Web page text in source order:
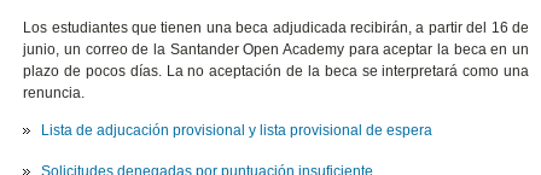
Los estudiantes que tienen una beca adjudicada recibirán, a partir del 16 de
junio, un correo de la Santander Open Academy para aceptar la beca en un
plazo de pocos días. La no aceptación de la beca se interpretará como una
renuncia.
Lista de adjucación provisional y lista provisional de espera
Solicitudes denegadas por puntuación insuficiente